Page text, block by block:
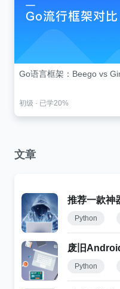
Go语言框架：Beego vs
初级 · 已学20%
文章
推荐一款神
Python
废旧
Python